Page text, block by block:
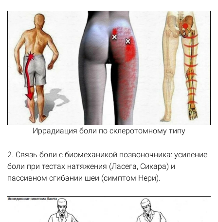
Иррадиация боли по склеротомному типу
2. Связь боли с биомеханикой позвоночника: усиление
боли при тестах натяжения (Ласега, Сикара) и
пассивном сгибании шеи (симптом Нери).